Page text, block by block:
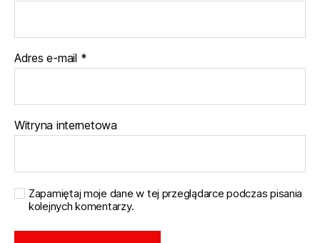
Adres e-mail *
Witryna internetowa
Zapamiętaj moje dane w tej przeglądarce podczas pisania
kolejnych komentarzy.